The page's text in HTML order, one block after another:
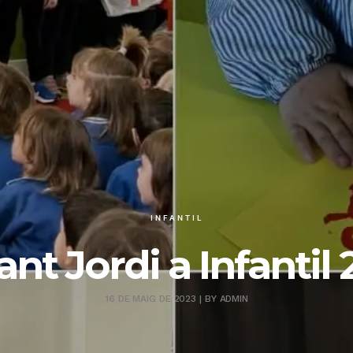
INFANTIL
Jordi a Infantil
16 DE MAIG DE 2023| BY ADMIN